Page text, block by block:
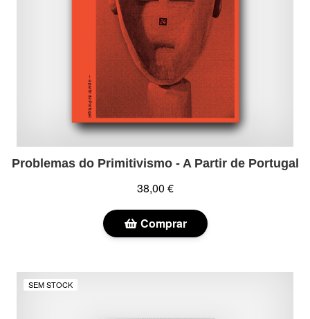
Problemas do Primitivismo - A Partir de Portugal
38,00 €
Comprar
SEM STOCK